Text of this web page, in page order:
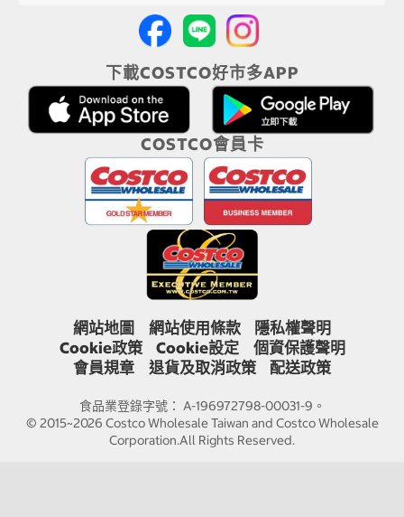
下載COSTCO好市多APP
COSTCO會員卡
網站地圖 網站使用條款
隱私權聲明
Cookie政策
Cookie設定
個資保護聲明
會員規章
退貨及取消政策 配送政策
食品業登錄字號： A-196972798-00031-9。
© 2015~2026 Costco Wholesale Taiwan and Costco Wholesale
Corporation.All Rights Reserved.